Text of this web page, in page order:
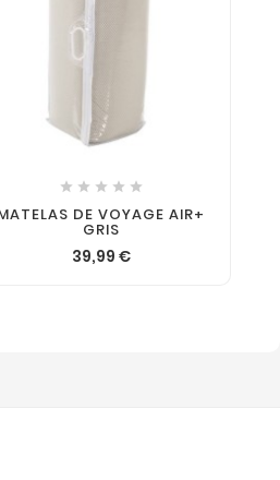

    
DE VOYAGE AIR+
GRIS
39,99 €